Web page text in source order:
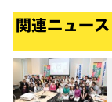
関連ニュース